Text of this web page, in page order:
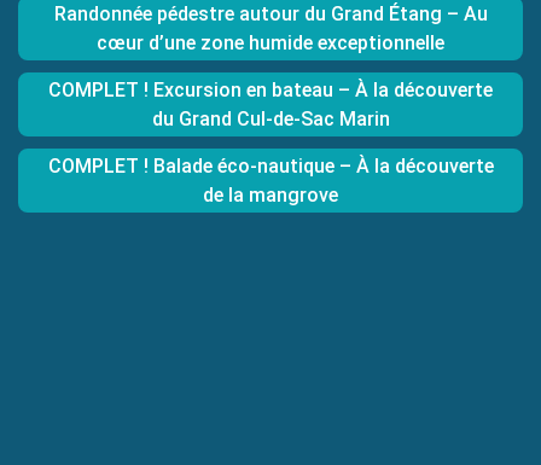
Randonnée pédestre autour du Grand Étang – Au
cœur d’une zone humide exceptionnelle
COMPLET ! Excursion en bateau – À la découverte
du Grand Cul-de-Sac Marin
COMPLET ! Balade éco-nautique – À la découverte
de la mangrove